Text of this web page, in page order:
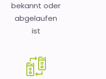
bekannt oder
abgelaufen
ist